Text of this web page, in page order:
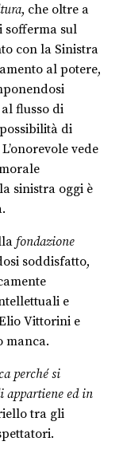
, che oltre a
sofferma sul
con la Sinistra
al potere,
flusso di
di
vede
sinistra oggi è
fondazione
soddisfatto,
e
Vittorini e
manca.
perché si
appartiene ed in
tra gli